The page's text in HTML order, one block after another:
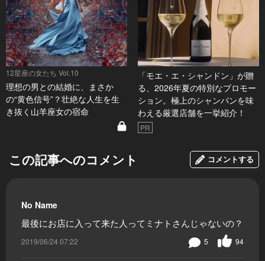
12星座の女たち Vol.10
理想の男との結婚に、まさか
の“黄色信号”？壮絶な人生を生
き抜く山羊座女の宿命
「モエ・エ・シャンドン」が贈
る、2026年夏の特別なプロモー
ション。極上のシャンパンを味
わえる厳選店舗を一挙紹介！
PR
この記事へのコメント コメントする
No Name
最後にお店に入って来た人ってミナトさんじゃないの？
2019/06/24 07:22 94
5